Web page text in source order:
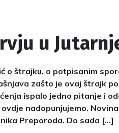
u
o štrajku, o potpisanim
zašto je ovaj štrajk
ispalo jedno pitanje i
nadopunjujemo.
Preporoda. Do sada […]